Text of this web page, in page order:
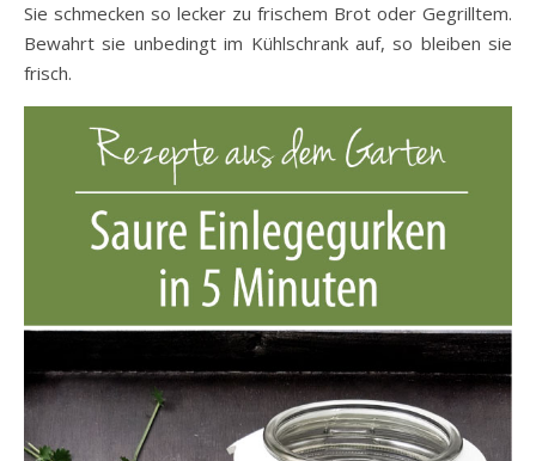
Sie schmecken so lecker zu frischem Brot oder Gegrilltem.
Bewahrt sie unbedingt im Kühlschrank auf, so bleiben sie
frisch.